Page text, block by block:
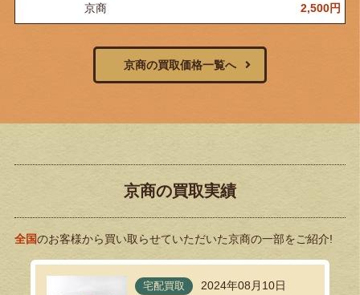
京商 2,500円
京商の買取価格一覧へ
京商の買取実績
全国のお客様から買い取らせていただいた京商の一部をご紹介!
宅配買取
2024年08月10日